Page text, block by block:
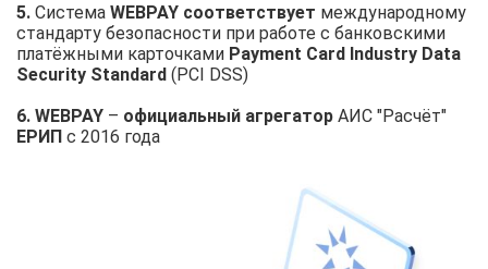
5. Система WEBPAY соответствует международному
стандарту безопасности при работе с банковскими
платёжными карточками Payment Card Industry Data
Security Standard (PCI DSS)
6. WEBPAY – официальный агрегатор АИС "Расчёт"
ЕРИП с 2016 года